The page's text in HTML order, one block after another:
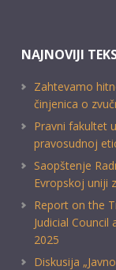
NAJNOVIJI
Zahtevamo
činjenica o
Pravni fakultet
pravosudnoj
Saopštenje
Evropskoj uniji
Report on the
Judicial
2025
Diskusija